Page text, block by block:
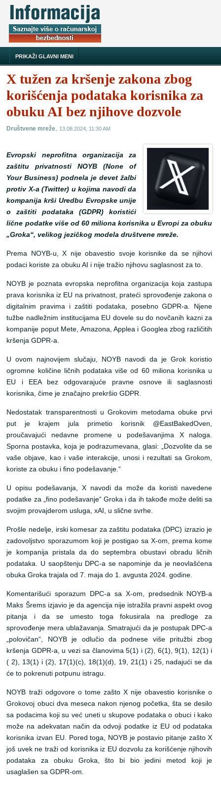
PRIKAŽI GLAVNI MENI
X tužen za kršenje zakona zbog
korišćenja podataka korisnika za
obuku AI bez njihove dozvole
Društvene mreže, 13.08.2024, 11:30 AM
Evropski neprofitna organizacija za
zaštitu privatnosti NOYB (None of
Your Business) podnela je devet žalbi
protiv X-a (Twitter) u kojima navodi da
kompanija krši Uredbu Evropske unije
o zaštiti podataka (GDPR) koristići
lične podatke više od 60 miliona korisnika u Evropi za obuku
„Groka“, velikog jezičkog modela društvene mreže.
Prema NOYB-u, X nije obavestio svoje korisnike da se njihovi
podaci koriste za obuku AI i nije tražio njihovu saglasnost za to.
NOYB je poznata evropska neprofitna organizacija koja zastupa
prava korisnika iz EU na privatnost, prateći sprovođenje zakona o
digitalnim pravima i zaštiti podataka, posebno GDPR-a. Njene
tužbe nadležnim institucijama EU dovele su do novčanih kazni za
kompanije poput Mete, Amazona, Applea i Googlea zbog različitih
kršenja GDPR-a.
U ovom najnovijem slučaju, NOYB navodi da je Grok koristio
ogromne količine ličnih podataka više od 60 miliona korisnika u
EU i EEA bez odgovarajuće pravne osnove ili saglasnosti
korisnika, čime je značajno prekršio GDPR.
Nedostatak transparentnosti u Grokovim metodama obuke prvi
put je krajem jula primetio korisnik @EastBakedOven,
proučavajući nedavne promene u podešavanjima X naloga.
Sporna postavka, koja je podrazumevana, glasi: „Dozvolite da se
vaše objave, kao i vaše interakcije, unosi i rezultati sa Grokom,
koriste za obuku i fino podešavanje.“
U opisu podešavanja, X navodi da može da koristi navedene
podatke za „fino podešavanje“ Groka i da ih takođe može deliti sa
svojim provajderom usluga, xAI, u slične svrhe.
Prošle nedelje, irski komesar za zaštitu podataka (DPC) izrazio je
zadovoljstvo sporazumom koji je postigao sa X-om, prema kome
je kompanija pristala da do septembra obustavi obradu ličnih
podataka. U saopštenju DPC-a se napominje da je neovlašćena
obuka Groka trajala od 7. maja do 1. avgusta 2024. godine.
Komentarišući sporazum DPC-a sa X-om, predsednik NOYB-a
Maks Šrems izjavio je da agencija nije istražila pravni aspekt ovog
pitanja i da se umesto toga fokusirala na predloge za
sprovođenje mera ublažavanja. Smatrajući da je postupak DPC-a
„polovičan“, NOYB je odlučio da podnese više pritužbi zbog
kršenja GDPR-a, u vezi sa članovima 5(1) i (2), 6(1), 9(1), 12(1) i
( 2), 13(1) i (2), 17(1)(c), 18(1)(d), 19, 21(1) i 25, nadajući se da
će to pokrenuti potpunu istragu.
NOYB traži odgovore o tome zašto X nije obavestio korisnike o
Grokovoj obuci dva meseca nakon njenog početka, šta se desilo
sa podacima koji su već uneti u skupove podataka o obuci i kako
može na adekvatan način da odvoji podatke iz EU od podataka
korisnika izvan EU. Pored toga, NOYB je postavio pitanje zašto X
još uvek ne traži od korisnika iz EU dozvolu za korišćenje njihovih
podataka za obuku Groka, što bi bio jedini metod koji je
usaglašen sa GDPR-om.